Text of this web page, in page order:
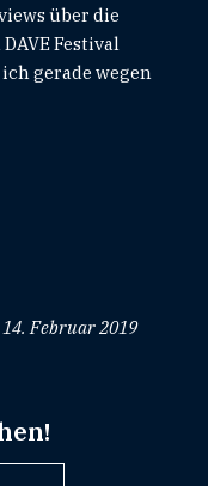
über die
Festival
gerade wegen
14. Februar 2019